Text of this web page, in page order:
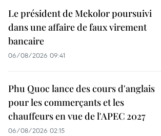
Le président de Mekolor poursuivi
dans une affaire de faux virement
bancaire
06/08/2026 09:41
Phu Quoc lance des cours d'anglais
pour les commerçants et les
chauffeurs en vue de l'APEC 2027
06/08/2026 02:15